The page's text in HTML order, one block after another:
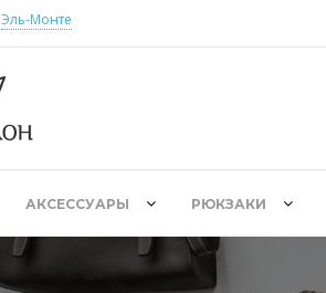
Эль-Монте
АКСЕССУАРЫ РЮКЗАКИ